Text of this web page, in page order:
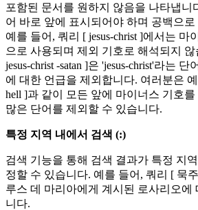
포함된 문서를 원하지 않음을 나타냅니
어 바로 앞에 표시되어야 하며 공백으
예를 들어, 쿼리 [ jesus-christ ]에서는 마
으로 사용되며 제외 기호로 해석되지
jesus-christ -satan ]은 'jesus-christ'라는 단
에 대한 언급을 제외합니다. 여러분은 예
hell ]과 같이 모든 앞에 마이너스 기호
많은 단어를 제외할 수 있습니다.
특정 지역 내에서 검색 (:)
검색 기능을 통해 검색 결과가 특정 지
정할 수 있습니다. 예를 들어, 쿼리 [ 묵
루스 데 마리아에게 계시된 로사리오에
니다.